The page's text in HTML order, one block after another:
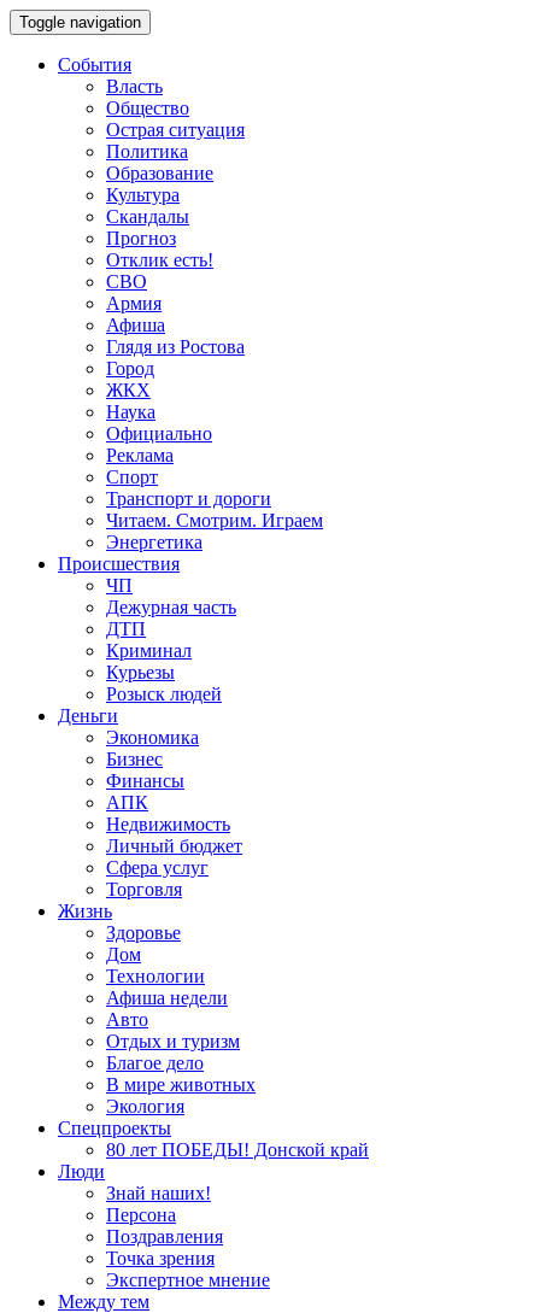
Toggle navigation
События
Власть
Общество
Острая ситуация
Политика
Образование
Культура
Скандалы
Прогноз
Отклик есть!
СВО
Армия
Афиша
Глядя из Ростова
Город
ЖКХ
Наука
Официально
Реклама
Спорт
Транспорт и дороги
Читаем. Смотрим. Играем
Энергетика
Происшествия
ЧП
Дежурная часть
ДТП
Криминал
Курьезы
Розыск людей
Деньги
Экономика
Бизнес
Финансы
АПК
Недвижимость
Личный бюджет
Сфера услуг
Торговля
Жизнь
Здоровье
Дом
Технологии
Афиша недели
Авто
Отдых и туризм
Благое дело
В мире животных
Экология
Спецпроекты
80 лет ПОБЕДЫ! Донской край
Люди
Знай наших!
Персона
Поздравления
Точка зрения
Экспертное мнение
Между тем